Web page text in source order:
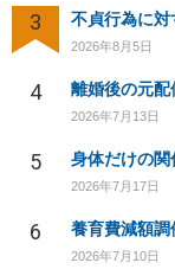
3
2026年8月5日
4
2026年7月13日
5
2026年7月17日
6 養育費減額調
2026年7月10日